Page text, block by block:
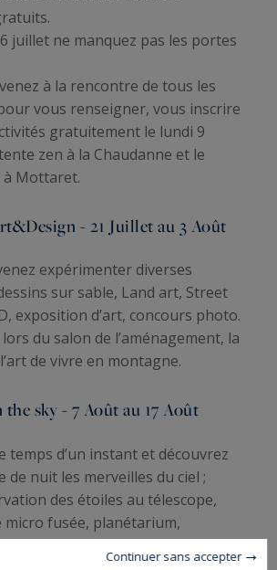
juillet ne manquez pas les portes
à la rencontre de tous les
vous renseigner, vous inscrire
gratuitement le lundi 9
zen à la Chaudanne et le
à Mottaret.
- 21 Juillet au 3 Août
expérimenter diverses
sur sable, Land art, Street
exposition d’art, concours photo.
du salon de l’aménagement, la
de vivre en montagne.
sky - 7 Août au 17 Août
temps d’un instant et découvrez
de nuit les merveilles du ciel ;
des étoiles au télescope,
micro fusée, planétarium,
de parapente bien d’autres
Continuer sans accepter